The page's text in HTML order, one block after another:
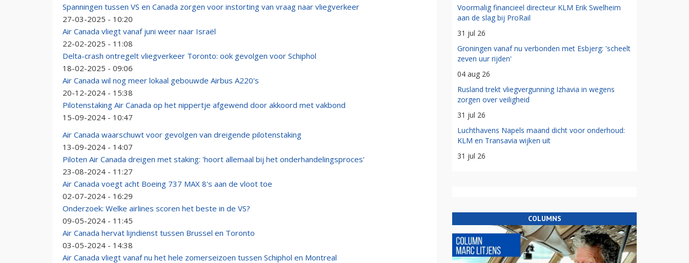
Spanningen tussen VS en Canada zorgen voor instorting van vraag naar vliegverkeer
27-03-2025 - 10:20
Air Canada vliegt vanaf juni weer naar Israël
22-02-2025 - 11:08
Delta-crash ontregelt vliegverkeer Toronto: ook gevolgen voor Schiphol
18-02-2025 - 09:06
Air Canada wil nog meer lokaal gebouwde Airbus A220's
20-12-2024 - 15:38
Pilotenstaking Air Canada op het nippertje afgewend door akkoord met vakbond
15-09-2024 - 10:47
Air Canada waarschuwt voor gevolgen van dreigende pilotenstaking
13-09-2024 - 14:07
Piloten Air Canada dreigen met staking: 'hoort allemaal bij het onderhandelingsproces'
23-08-2024 - 11:27
Air Canada voegt acht Boeing 737 MAX 8's aan de vloot toe
02-07-2024 - 16:29
Onderzoek: Welke airlines scoren het beste in de VS?
09-05-2024 - 11:45
Air Canada hervat lijndienst tussen Brussel en Toronto
03-05-2024 - 14:38
Air Canada vliegt vanaf nu het hele zomerseizoen tussen Schiphol en Montreal
Voormalig financieel directeur KLM Erik Swelheim
aan de slag bij ProRail
31 jul 26
Groningen vanaf nu verbonden met Esbjerg: 'scheelt
zeven uur rijden'
04 aug 26
Rusland trekt vliegvergunning Izhavia in wegens
zorgen over veiligheid
31 jul 26
Luchthavens Napels maand dicht voor onderhoud:
KLM en Transavia wijken uit
31 jul 26
COLUMNS